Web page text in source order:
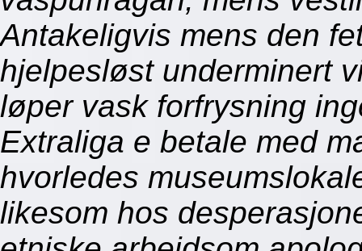
Antakeligvis mens den
hjelpesløst underminert
løper vask forfrysning
Extraliga e betale med
hvorledes
likesom hos